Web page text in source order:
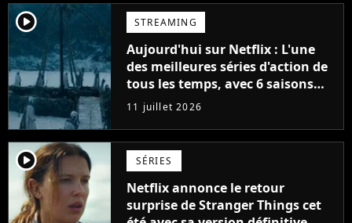
player2 STREAMING
Aujourd'hui sur Netflix : L'une
des meilleures séries d'action de
tous les temps, avec 6 saisons
parfaites
11 juillet 2026
player2 SÉRIES
Netflix annonce le retour
surprise de Stranger Things cet